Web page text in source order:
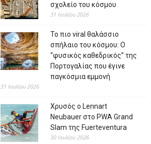
σχολείο του κόσμου
31 Ιουλίου 2026
Το πιο viral θαλάσσιο
σπήλαιο του κόσμου: Ο
“φυσικός καθεδρικός” της
Πορτογαλίας που έγινε
παγκόσμια εμμονή
31 Ιουλίου 2026
Χρυσός ο Lennart
Neubauer στο PWA Grand
Slam της Fuerteventura
30 Ιουλίου 2026